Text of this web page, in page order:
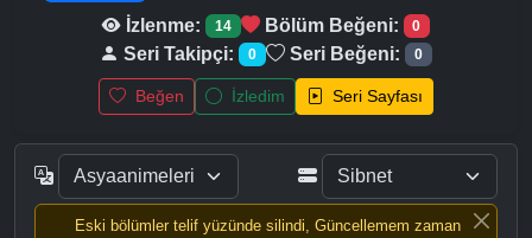
İzlenme:
14 Bölüm Beğeni: 0
Seri Takipçi: 0 Seri Beğeni: 0
Beğen İzledim Seri Sayfası
Eski bölümler telif yüzünde silindi, Güncellemem zaman